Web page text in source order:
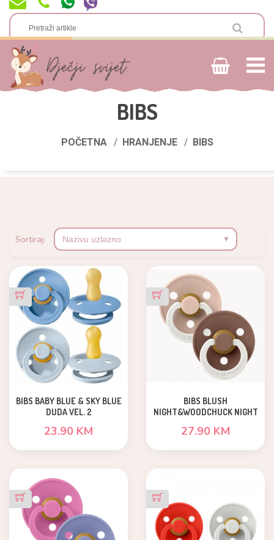
BIBS
POČETNA HRANJENJE BIBS
Sortiraj:
BIBS BABY BLUE & SKY BLUE
DUDA VEL. 2
23.90 KM
BIBS BLUSH
NIGHT&WOODCHUCK NIGHT
27.90 KM